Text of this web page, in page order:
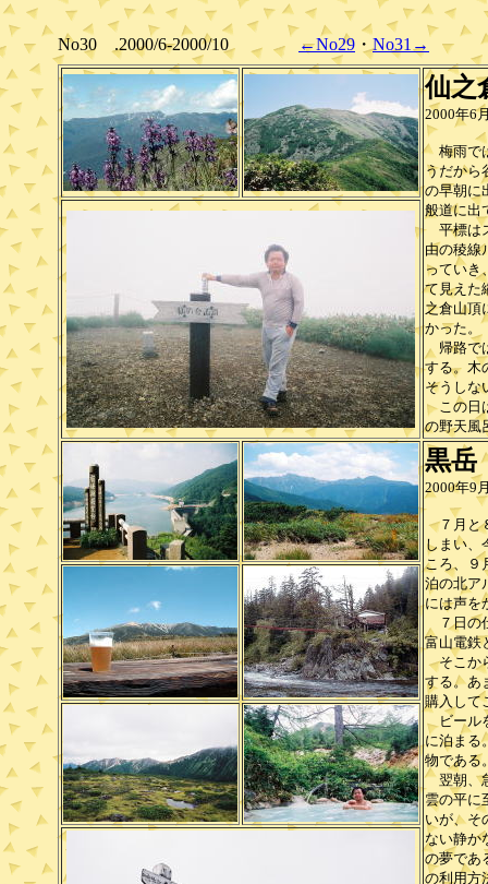
No30 .2000/6-2000/10 ←No29 ・ No31→
仙之
2000年6
梅雨では
うだから
の早朝に
般道に出
平標はス
由の稜線
っていき
て見えた
之倉山頂
かった。
帰路で
する。木
そうしな
この日
の野天風
黒岳
2000年9
７月と
しまい、
ころ、９
泊の北ア
には声を
７日の
富山電鉄
そこか
する。あ
購入して
ビール
に泊まる
物である
翌朝、急
雲の平に
いが、そ
ない静か
の夢であ
の利用方